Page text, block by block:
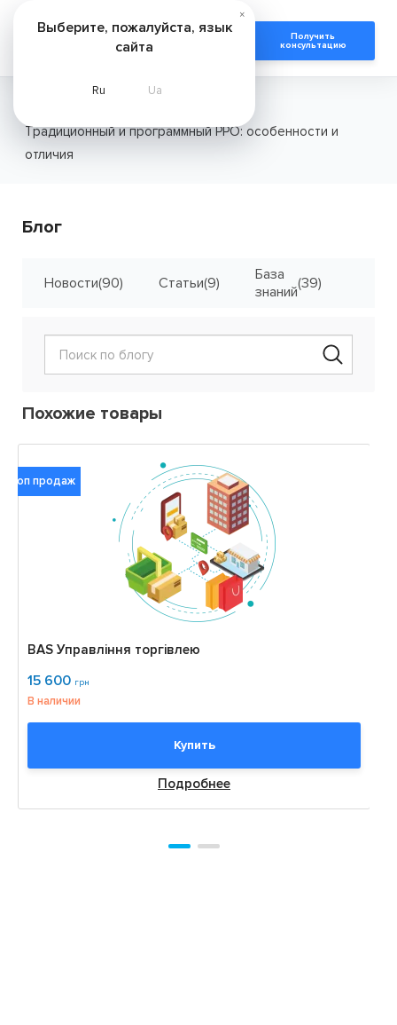
Получить
консультацию
Традиционный и программный РРО: особенности и
отличия
Блог
Новости(90) Статьи(9)
База
знаний(39)
Похожие товары
Топ продаж
BAS Управління торгівлею
15 600 грн
В наличии
Купить
Подробнее
×
Выберите, пожалуйста, язык
сайта
Ru Ua